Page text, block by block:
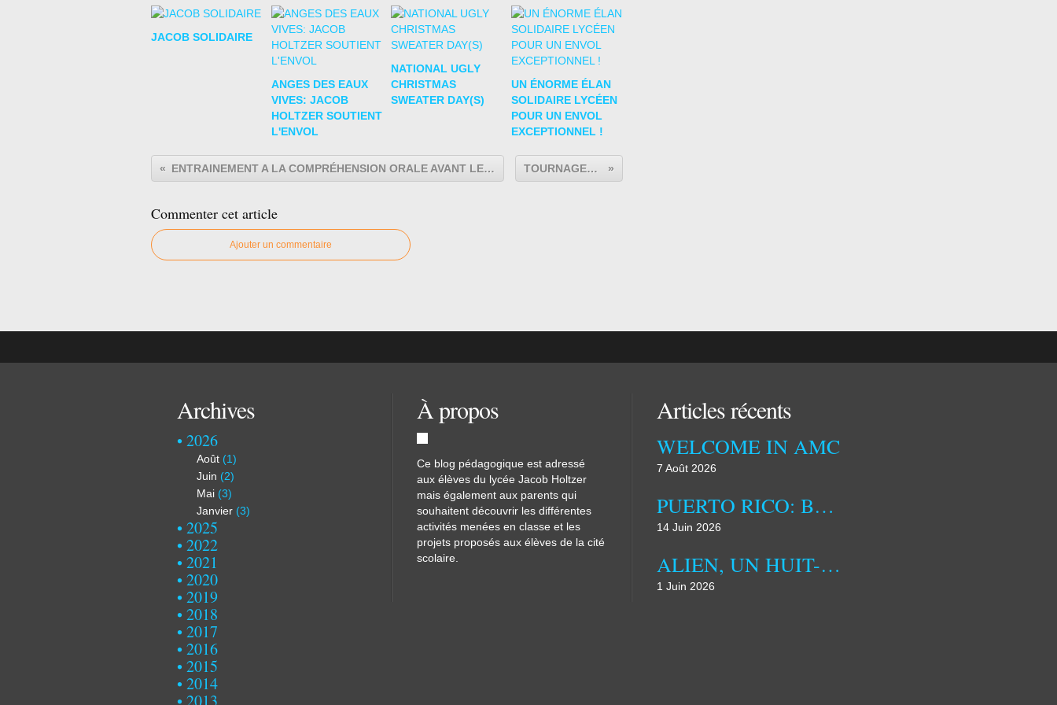
JACOB SOLIDAIRE
ANGES DES EAUX
VIVES: JACOB
HOLTZER SOUTIENT
L'ENVOL
NATIONAL UGLY
CHRISTMAS
SWEATER DAY(S)
UN ÉNORME ÉLAN
SOLIDAIRE LYCÉEN
POUR UN ENVOL
EXCEPTIONNEL !
ENTRAINEMENT A LA COMPRÉHENSION ORALE AVANT LE BAC ! IL EST ENCORE TEMPS ! TOURNAGES EN VUE !
Commenter cet article
Ajouter un commentaire
Archives
2026
Août (1)
Juin (2)
Mai (3)
Janvier (3)
2025
2022
2021
2020
2019
2018
2017
2016
2015
2014
2013
À propos
Ce blog pédagogique est adressé
aux élèves du lycée Jacob Holtzer
mais également aux parents qui
souhaitent découvrir les différentes
activités menées en classe et les
projets proposés aux élèves de la cité
scolaire.
Articles récents
WELCOME IN AMC
7 Août 2026
PUERTO RICO: BETWEEN US INFLUENCE AND IDENTITY ASSERTION
14 Juin 2026
ALIEN, UN HUIT-CLOS SPATIAL INSPIRANT
1 Juin 2026